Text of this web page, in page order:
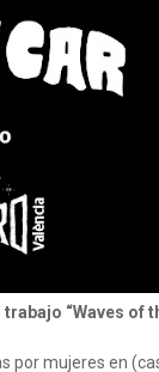
“Waves of
por mujeres en